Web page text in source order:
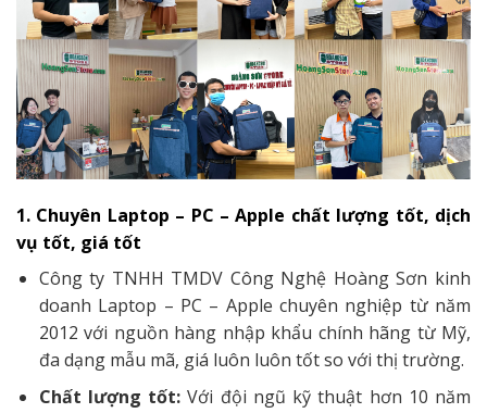
1. Chuyên Laptop – PC – Apple chất lượng tốt, dịch
vụ tốt, giá tốt
Công ty TNHH TMDV Công Nghệ Hoàng Sơn kinh
doanh Laptop – PC – Apple chuyên nghiệp từ năm
2012 với nguồn hàng nhập khẩu chính hãng từ Mỹ,
đa dạng mẫu mã, giá luôn luôn tốt so với thị trường.
Chất lượng tốt: Với đội ngũ kỹ thuật hơn 10 năm